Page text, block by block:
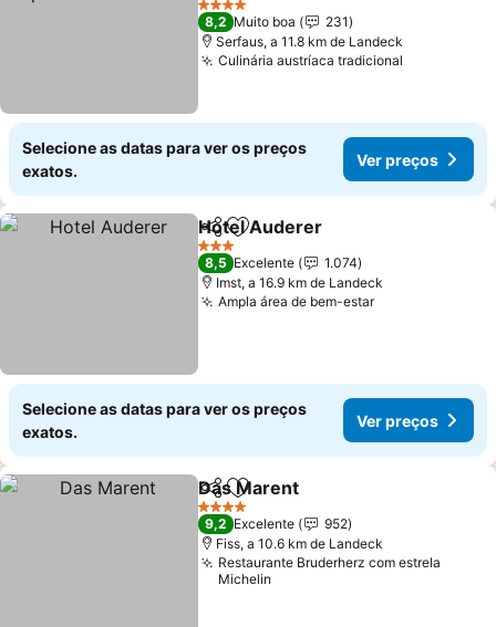
4 Estrelas
8,2 Muito boa
231
Serfaus, a 11.8 km de Landeck
Culinária austríaca tradicional
Selecione as datas para ver os preços
exatos.
Ver preços
PartilharAdicionar aos favoritos
Hotel Auderer
3 Estrelas
8,5 Excelente
1.074
Imst, a 16.9 km de Landeck
Ampla área de bem-estar
Selecione as datas para ver os preços
exatos.
Ver preços
PartilharAdicionar aos favoritos
Das Marent
4 Estrelas
9,2 Excelente
952
Fiss, a 10.6 km de Landeck
Restaurante Bruderherz com estrela
Michelin